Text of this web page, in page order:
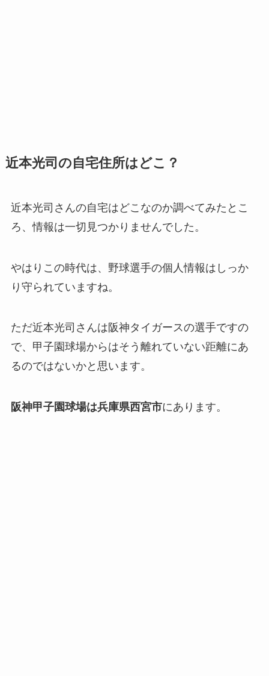
近本光司の自宅住所はどこ？
近本光司さんの自宅はどこなのか調べてみたとこ
ろ、情報は一切見つかりませんでした。
やはりこの時代は、野球選手の個人情報はしっか
り守られていますね。
ただ近本光司さんは阪神タイガースの選手ですの
で、甲子園球場からはそう離れていない距離にあ
るのではないかと思います。
阪神甲子園球場は兵庫県西宮市にあります。